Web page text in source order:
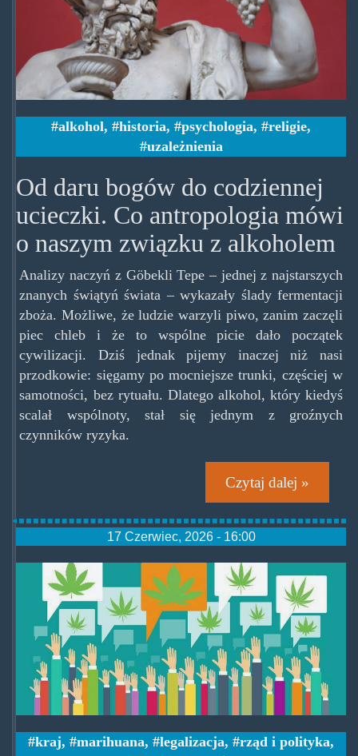
1024x576.jpg
alkohol, historia, psychologia, religie,
uzależnienia
Od daru bogów do codziennej
ucieczki. Co antropologia mówi
o naszym związku z alkoholem
Analizy naczyń z Göbekli Tepe – jednej z najstarszych
znanych świątyń świata – wykazały ślady fermentacji
zboża. Możliwe, że ludzie warzyli piwo, zanim zaczęli
piec chleb i że to wspólne picie dało początek
cywilizacji. Dziś jednak pijemy inaczej niż nasi
przodkowie: sięgamy po mocniejsze trunki, częściej w
samotności, bez rytuału. Dlatego alkohol, który kiedyś
scalał wspólnoty, stał się jednym z groźnych
czynników ryzyka.
Czytaj dalej »
17 Czerwiec, 2026 - 16:00
legalizacja-
dekryminalizacja.jpg
kraj, marihuana, legalizacja, rząd i polityka,